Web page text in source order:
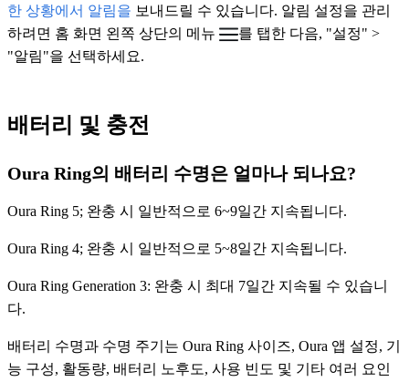
한 상황에서 알림을 보내드릴 수 있습니다. 알림 설정을 관리
하려면 홈 화면 왼쪽 상단의 메뉴
를 탭한 다음, "설정" >
"알림"을 선택하세요.
배터리 및 충전
Oura Ring의 배터리 수명은 얼마나 되나요?
Oura Ring 5; 완충 시 일반적으로 6~9일간 지속됩니다.
Oura Ring 4; 완충 시 일반적으로 5~8일간 지속됩니다.
Oura Ring Generation 3: 완충 시 최대 7일간 지속될 수 있습니
다.
배터리 수명과 수명 주기는 Oura Ring 사이즈, Oura 앱 설정, 기
능 구성, 활동량, 배터리 노후도, 사용 빈도 및 기타 여러 요인